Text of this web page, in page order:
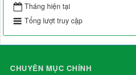
Tháng hiện tại
Tổng lượt truy cập
CHUYÊN MỤC CHÍNH